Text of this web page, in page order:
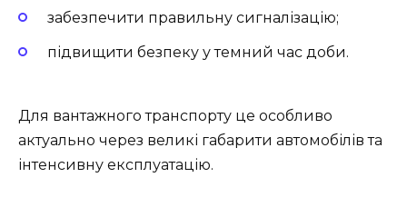
забезпечити правильну сигналізацію;
підвищити безпеку у темний час доби.
Для вантажного транспорту це особливо
актуально через великі габарити автомобілів та
інтенсивну експлуатацію.